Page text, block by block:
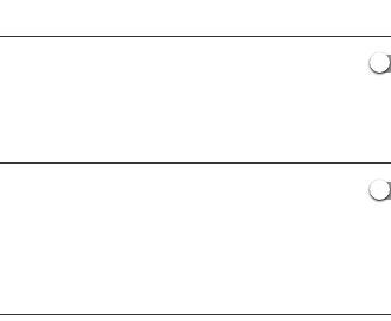
きます。
必要マイル数・ご利用条件が適用と